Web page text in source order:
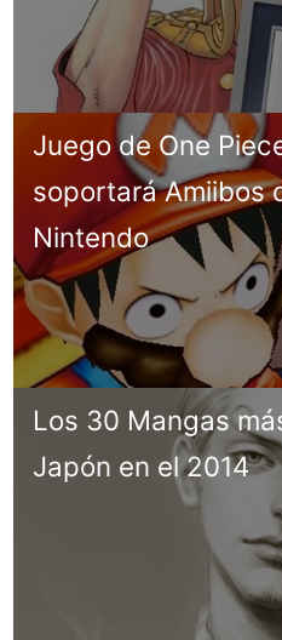
Juego de One
soportará Amiibos
Nintendo
Los 30 Mangas
Japón en el 2014